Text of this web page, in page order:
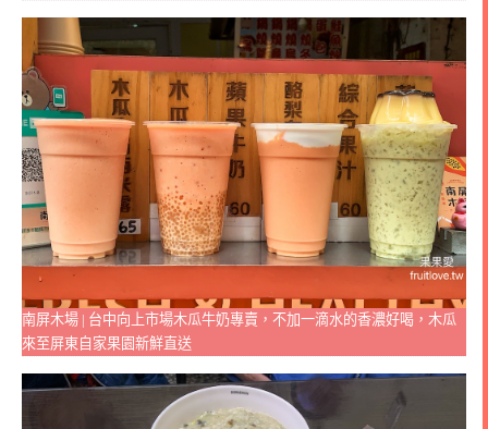
南屏木場 | 台中向上市場木瓜牛奶專賣，不加一滴水的香濃好喝，木瓜
來至屏東自家果園新鮮直送